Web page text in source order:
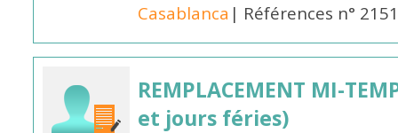
Casablanca | Références n°
REMPLACEMENT MI-
et jours féries)